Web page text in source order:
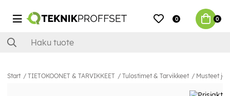
0 0
Start TIETOKOONET & TARVIKKEET Tulostimet & Tarvikkeet Musteet ja